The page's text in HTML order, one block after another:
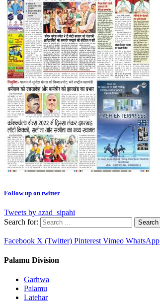
Follow up on twitter
Tweets by azad_sipahi
Search for:
Facebook X (Twitter) Pinterest Vimeo WhatsApp
Palamu Division
Garhwa
Palamu
Latehar